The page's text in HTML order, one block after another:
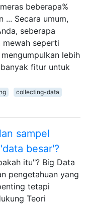
beberapa%
... Secara umum,
seberapa
mewah seperti
lebih
fitur untuk
collecting-data
sampel
besar'?
itu"? Big Data
pengetahuan yang
tetapi
Teori